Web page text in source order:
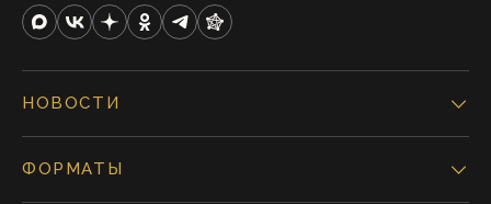
НОВОСТИ
ФОРМАТЫ